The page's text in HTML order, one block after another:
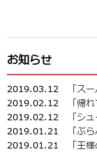
お知らせ
2019.03.12
「ス
2019.02.12
「帰
2019.02.12
「シ
2019.01.21
「ぶ
2019.01.21
「王